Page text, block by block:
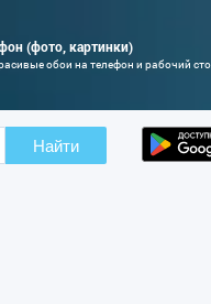
(фото, картинки)
обои на телефон и рабочий
Найти